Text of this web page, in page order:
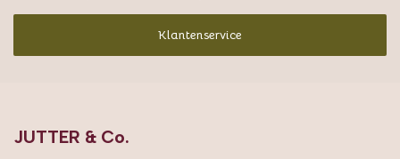
Klantenservice
JUTTER & Co.